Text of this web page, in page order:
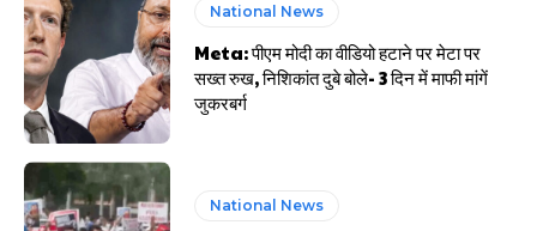
National News
Meta: पीएम मोदी का वीडियो हटाने पर मेटा पर
सख्त रुख, निशिकांत दुबे बोले- 3 दिन में माफी मांगें
जुकरबर्ग
National News